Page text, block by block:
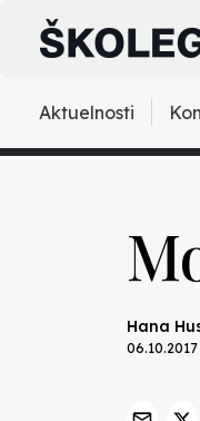
Aktuelnosti
Hana
06.10.2017